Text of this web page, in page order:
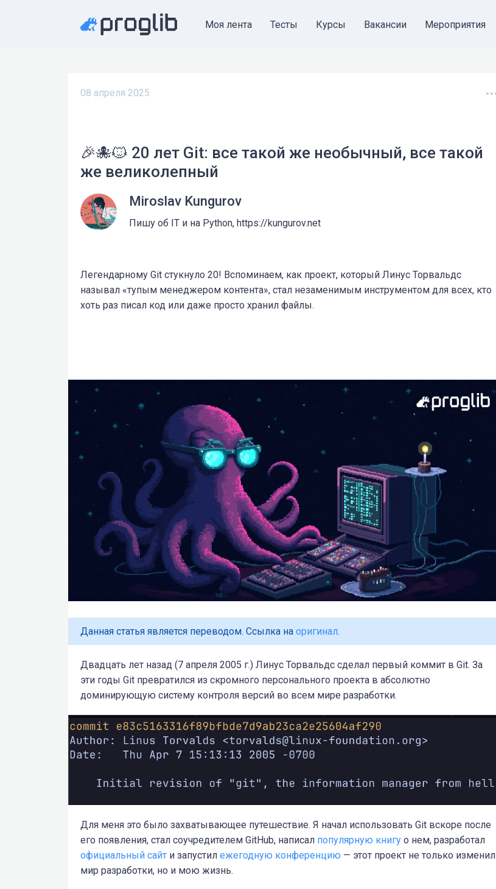
Моя лента Тесты Курсы Вакансии Мероприятия
08 апреля 2025
🎉🐙🐱 20 лет Git: все такой же необычный, все такой
же великолепный
Miroslav Kungurov
Пишу об IT и на Python, https://kungurov.net
Легендарному Git стукнуло 20! Вспоминаем, как проект, который Линус Торвальдс
называл «тупым менеджером контента», стал незаменимым инструментом для всех, кто
хоть раз писал код или даже просто хранил файлы.
Данная статья является переводом. Ссылка на оригинал.
Двадцать лет назад (7 апреля 2005 г.) Линус Торвальдс сделал первый коммит в Git. За
эти годы Git превратился из скромного персонального проекта в абсолютно
доминирующую систему контроля версий во всем мире разработки.
Для меня это было захватывающее путешествие. Я начал использовать Git вскоре после
его появления, стал соучредителем GitHub, написал популярную книгу о нем, разработал
официальный сайт и запустил ежегодную конференцию — этот проект не только изменил
мир разработки, но и мою жизнь.